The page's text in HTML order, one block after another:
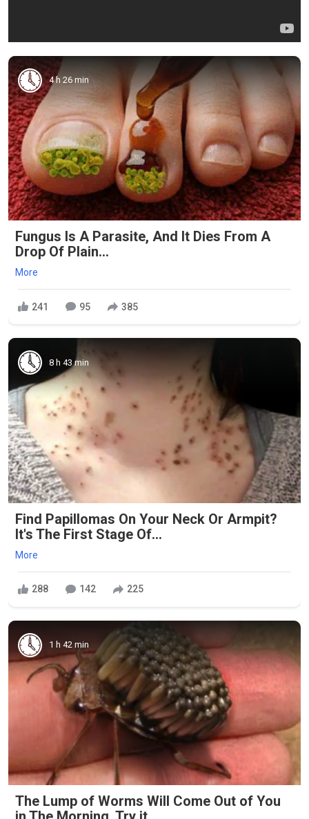
4 h 26 min
Fungus Is A Parasite, And It Dies From A
Drop Of Plain...
More
241 95 385
8 h 43 min
Find Papillomas On Your Neck Or Armpit?
It's The First Stage Of...
More
288 142 225
1 h 42 min
The Lump of Worms Will Come Out of You